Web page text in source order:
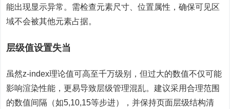
能出现显示异常。需检查元素尺寸、位置属性，确保可见区
域不会被其他元素占据。
层级值设置失当
虽然z-index理论值可高至千万级别，但过大的数值不仅可能
影响渲染性能，更易导致层级管理混乱。建议采用合理范围
的数值间隔（如5,10,15等步进），并保持页面层级结构清